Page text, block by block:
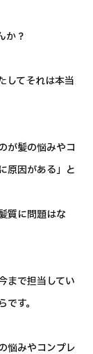
か？
してそれは本当
が髪の悩みやコ
原因がある」と
質に問題はな
まで担当してい
す。
悩みやコンプレ